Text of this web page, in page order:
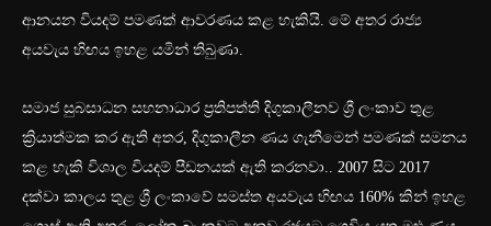
ආනයන වියදම් පමණක් ආවරණය කළ හැකියි. මේ අතර රාජ්‍ය
අයවැය හිඟය ඉහළ යමින් තිබුණා.
සමාජ සුබසාධන සහනාධාර ප්‍රතිපත්ති දිගුකාලීනව ශ්‍රී ලංකාව තුළ
ක්‍රියාත්මක කර ඇති අතර, දිගුකාලීන ණය ගැනීමෙන් පමණක් සමනය
කළ හැකි විශාල වියදම් පීඩනයක් ඇති කරනවා.. 2007 සිට 2017
දක්වා කාලය තුළ ශ්‍රී ලංකාවේ සමස්ත අයවැය හිඟය 160% කින් ඉහළ